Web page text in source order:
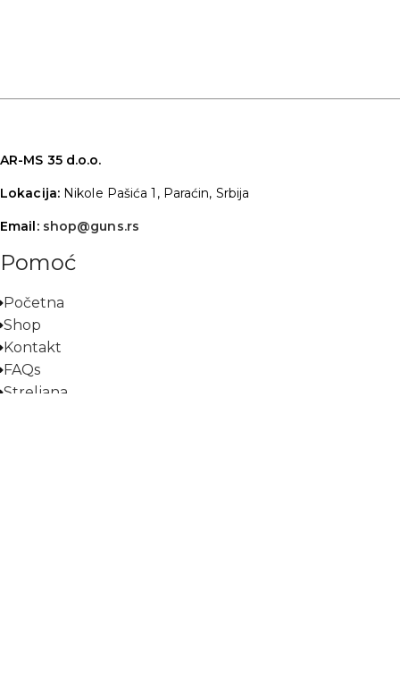
AR-MS 35 d.o.o.
Lokacija:Nikole Pašića 1, Paraćin, Srbija
Email: shop@guns.rs
Pomoć
Početna
Shop
Kontakt
FAQs
Streljana